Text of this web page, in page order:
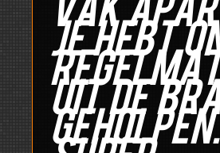
Je hebt
uit de
geholpen.